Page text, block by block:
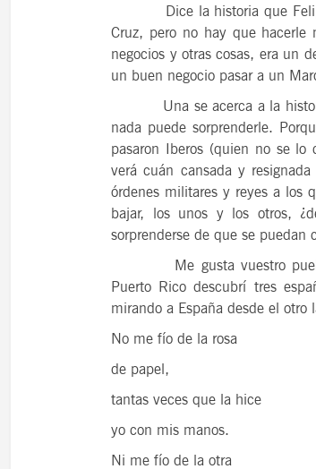
Dice la historia que Felipe
Cruz, pero no hay que
negocios y otras cosas, era un
un buen negocio pasar a un
Una se acerca a la historia
nada puede sorprenderle.
pasaron Iberos (quien no se lo
verá cuán cansada y
órdenes militares y reyes a los
bajar, los unos y los otros,
sorprenderse de que se puedan
Me gusta vuestro pueblo
Puerto Rico descubrí tres
mirando a España desde el otro
No me fío de la rosa
de papel,
tantas veces que la hice
yo con mis manos.
Ni me fío de la otra